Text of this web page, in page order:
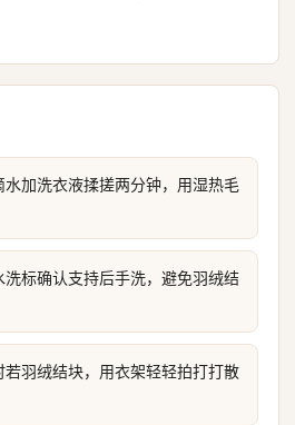
加洗衣液揉搓两分钟，用湿热毛
标确认支持后手洗，避免羽绒结
羽绒结块，用衣架轻轻拍打打散